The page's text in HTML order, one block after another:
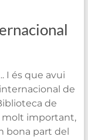
I és que avui
de
de
molt important,
bona part del